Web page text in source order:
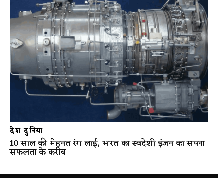
देश दुनिया
10 साल की मेहनत रंग लाई, भारत का स्वदेशी इंजन का सपना
सफलता के करीब